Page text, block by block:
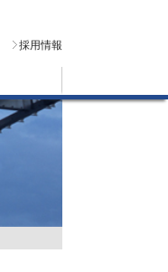
採用情報